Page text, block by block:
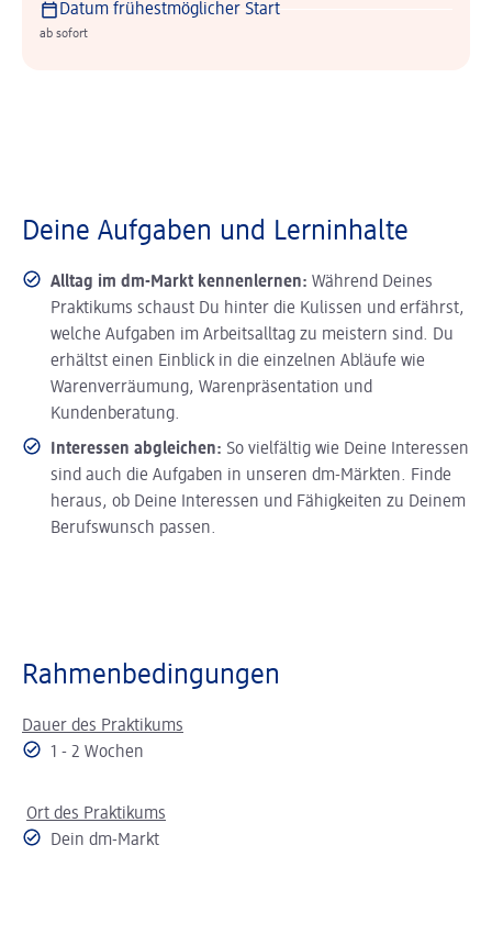
Datum frühestmöglicher Start
ab sofort
Deine Aufgaben und Lerninhalte
Alltag im dm-Markt kennenlernen: Während Deines
Praktikums schaust Du hinter die Kulissen und erfährst,
welche Aufgaben im Arbeitsalltag zu meistern sind. Du
erhältst einen Einblick in die einzelnen Abläufe wie
Warenverräumung, Warenpräsentation und
Kundenberatung.
Interessen abgleichen: So vielfältig wie Deine Interessen
sind auch die Aufgaben in unseren dm-Märkten. Finde
heraus, ob Deine Interessen und Fähigkeiten zu Deinem
Berufswunsch passen.
Rahmenbedingungen
Dauer des Praktikums
1 - 2 Wochen
Ort des Praktikums
Dein dm-Markt